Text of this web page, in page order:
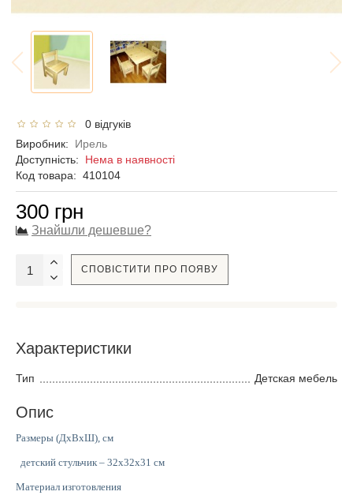
0 відгуків
Виробник:
Ирель
Доступність: Нема в наявності
Код товара: 410104
300 грн
Знайшли дешевше?
СПОВІСТИТИ ПРО ПОЯВУ
Характеристики
Тип Детская мебель
Опис
Размеры (ДхВхШ), см
детский стульчик – 32х32х31 см
Материал изготовления